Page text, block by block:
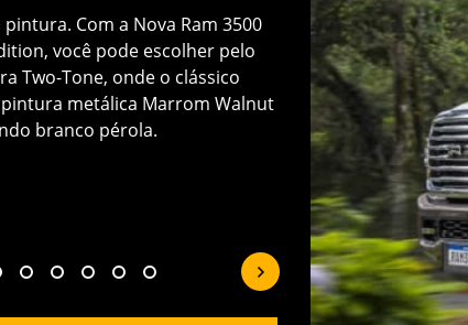
Com a Nova Ram 3500
você pode escolher pelo
Two-Tone, onde o clássico
metálica Marrom Walnut
branco pérola.
Alta performance
o motor Cummins®
de potência e 1.150